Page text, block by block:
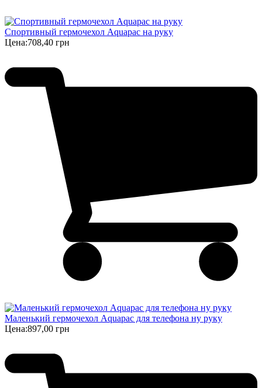
Спортивный гермочехол Aquapac на руку
Цена:708,40 грн
Маленький гермочехол Aquapac для телефона ну руку
Цена:897,00 грн